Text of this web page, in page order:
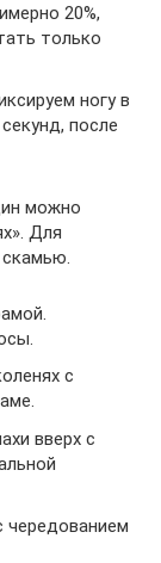
20%,
только
ногу в
после
можно
Для
с
вверх с
чередованием